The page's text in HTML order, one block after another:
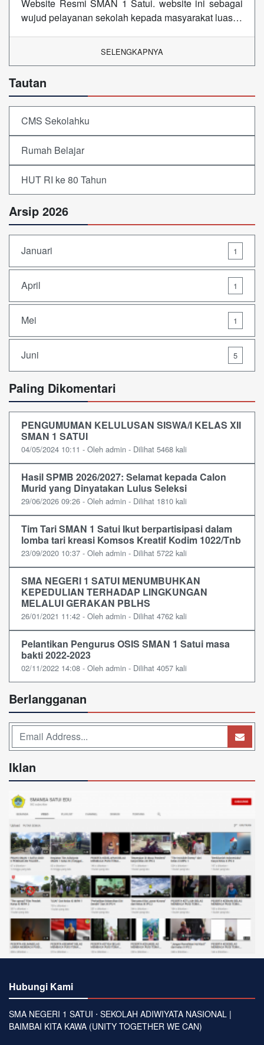
Website Resmi SMAN 1 Satui. website ini sebagai
wujud pelayanan sekolah kepada masyarakat luas…
SELENGKAPNYA
Tautan
CMS Sekolahku
Rumah Belajar
HUT RI ke 80 Tahun
Arsip 2026
Januari 1
April 1
Mei 1
Juni 5
Paling Dikomentari
PENGUMUMAN KELULUSAN SISWA/I KELAS XII
SMAN 1 SATUI
04/05/2024 10:11 - Oleh admin - Dilihat 5468 kali
Hasil SPMB 2026/2027: Selamat kepada Calon
Murid yang Dinyatakan Lulus Seleksi
29/06/2026 09:26 - Oleh admin - Dilihat 1810 kali
Tim Tari SMAN 1 Satui Ikut berpartisipasi dalam
lomba tari kreasi Komsos Kreatif Kodim 1022/Tnb
23/09/2020 10:37 - Oleh admin - Dilihat 5722 kali
SMA NEGERI 1 SATUI MENUMBUHKAN
KEPEDULIAN TERHADAP LINGKUNGAN
MELALUI GERAKAN PBLHS
26/01/2021 11:42 - Oleh admin - Dilihat 4762 kali
Pelantikan Pengurus OSIS SMAN 1 Satui masa
bakti 2022-2023
02/11/2022 14:08 - Oleh admin - Dilihat 4057 kali
Berlangganan
Iklan
Hubungi Kami
SMA NEGERI 1 SATUI ⋅ SEKOLAH ADIWIYATA NASIONAL |
BAIMBAI KITA KAWA (UNITY TOGETHER WE CAN)